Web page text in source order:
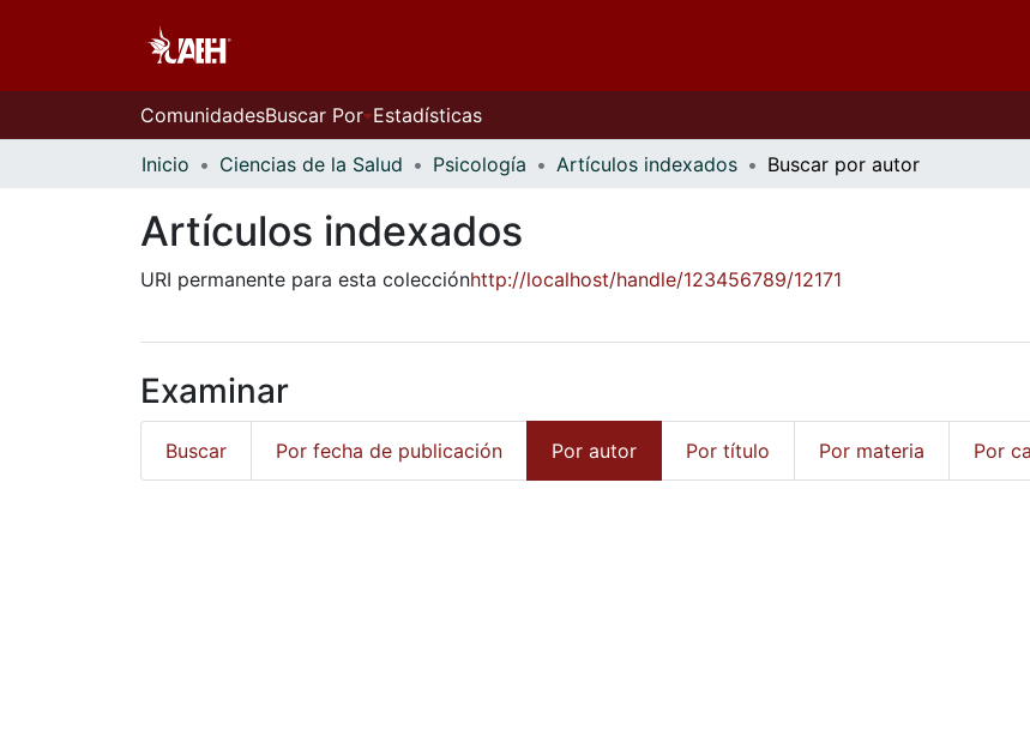
ComunidadesBuscar Por Estadísticas
Inicio Ciencias de la Salud Psicología Artículos indexados Buscar por autor
Artículos indexados
URI permanente para esta colecciónhttp://localhost/handle/123456789/12171
Examinar
Buscar Por fecha de publicación Por autor Por título Por materia Por